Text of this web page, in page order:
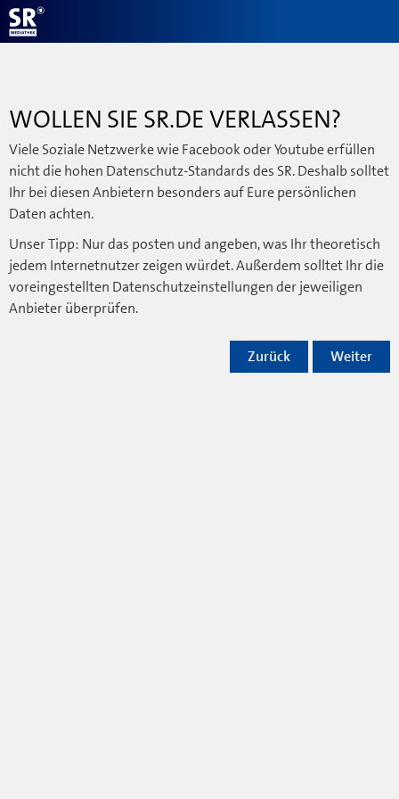
WOLLEN SIE SR.DE VERLASSEN?
Viele Soziale Netzwerke wie Facebook oder Youtube erfüllen
nicht die hohen Datenschutz-Standards des SR. Deshalb solltet
Ihr bei diesen Anbietern besonders auf Eure persönlichen
Daten achten.
Unser Tipp: Nur das posten und angeben, was Ihr theoretisch
jedem Internetnutzer zeigen würdet. Außerdem solltet Ihr die
voreingestellten Datenschutzeinstellungen der jeweiligen
Anbieter überprüfen.
Weiter
Zurück